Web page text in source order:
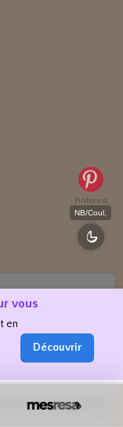
sélectionnés pour
Pinterest
NB/Coul.
vous
Découvrir